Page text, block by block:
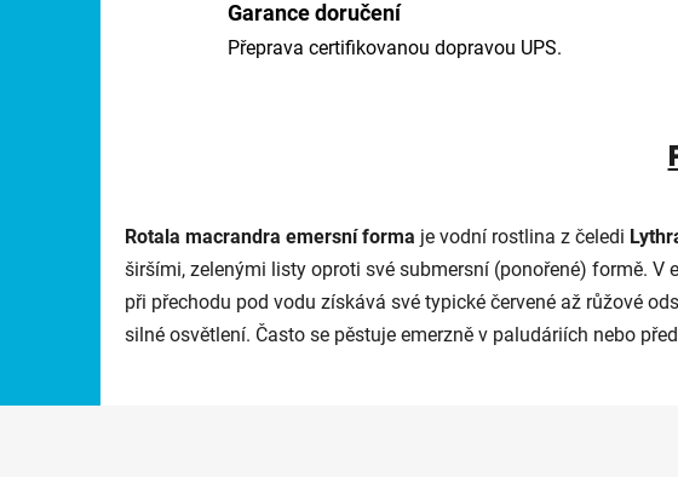
Garance doručení
Přeprava certifikovanou dopravou UPS.
Rotala macrandra emersní forma je vodní rostlina z čeledi
širšími, zelenými listy oproti své submersní (ponořené) formě. V
při přechodu pod vodu získává své typické červené až růžové
silné osvětlení. Často se pěstuje emerzně v paludáriích nebo